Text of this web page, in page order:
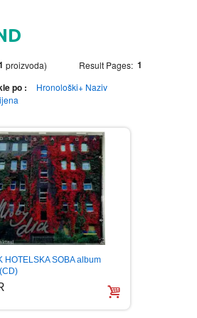
DVD
PAKETA
PICE
Result Pages: 1
proizvoda)
po : Hronološki+ Naziv
HOTELSKA SOBA album